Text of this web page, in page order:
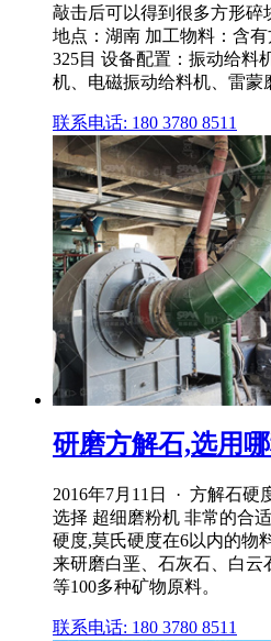
敲击后可以得到很多方形碎
地点：湖南 加工物料：含
325目 设备配置：振动给料
机、电磁振动给料机、雷蒙
联系电话: 180 3780 8511
研磨方解石,选用
2016年7月11日 · 方解石硬
选择 超细磨粉机 非常的合
硬度,莫氏硬度在6以内的物
来研磨白垩、石灰石、白
等100多种矿物原料。
联系电话: 180 3780 8511